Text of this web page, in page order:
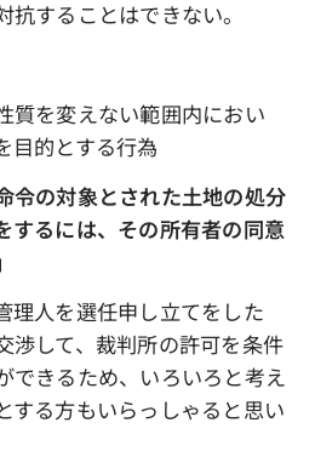
することはできない。
を変えない範囲内におい
目的とする行為
令の対象とされた土地の処分
するには、その所有者の同意
」
理人を選任申し立てをした
渉して、裁判所の許可を条件
できるため、いろいろと考え
する方もいらっしゃると思い